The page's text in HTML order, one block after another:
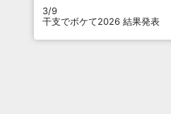
3/9
干支でボケて2026 結果発表